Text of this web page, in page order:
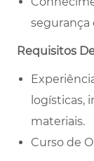
segurança
Requisitos
logísticas,
materiais.
Curso de